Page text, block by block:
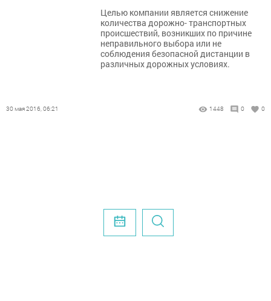
Целью компании является снижение
количества дорожно- транспортных
происшествий, возникших по причине
неправильного выбора или не
соблюдения безопасной дистанции в
различных дорожных условиях.
30 мая 2016, 06:21 1448 0 0